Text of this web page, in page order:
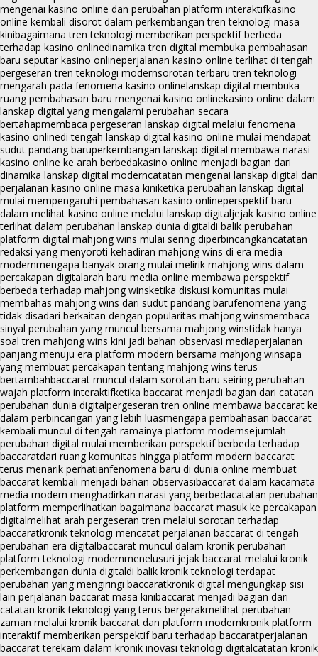
mengenai kasino online dan perubahan platform interaktifkasino
online kembali disorot dalam perkembangan tren teknologi masa
kinibagaimana tren teknologi memberikan perspektif berbeda
terhadap kasino onlinedinamika tren digital membuka pembahasan
baru seputar kasino onlineperjalanan kasino online terlihat di tengah
pergeseran tren teknologi modernsorotan terbaru tren teknologi
mengarah pada fenomena kasino onlinelanskap digital membuka
ruang pembahasan baru mengenai kasino onlinekasino online dalam
lanskap digital yang mengalami perubahan secara
bertahapmembaca pergeseran lanskap digital melalui fenomena
kasino onlinedi tengah lanskap digital kasino online mulai mendapat
sudut pandang baruperkembangan lanskap digital membawa narasi
kasino online ke arah berbedakasino online menjadi bagian dari
dinamika lanskap digital moderncatatan mengenai lanskap digital dan
perjalanan kasino online masa kiniketika perubahan lanskap digital
mulai mempengaruhi pembahasan kasino onlineperspektif baru
dalam melihat kasino online melalui lanskap digitaljejak kasino online
terlihat dalam perubahan lanskap dunia digitaldi balik perubahan
platform digital mahjong wins mulai sering diperbincangkancatatan
redaksi yang menyoroti kehadiran mahjong wins di era media
modernmengapa banyak orang mulai melirik mahjong wins dalam
percakapan digitalarah baru media online membawa perspektif
berbeda terhadap mahjong winsketika diskusi komunitas mulai
membahas mahjong wins dari sudut pandang barufenomena yang
tidak disadari berkaitan dengan popularitas mahjong winsmembaca
sinyal perubahan yang muncul bersama mahjong winstidak hanya
soal tren mahjong wins kini jadi bahan observasi mediaperjalanan
panjang menuju era platform modern bersama mahjong winsapa
yang membuat percakapan tentang mahjong wins terus
bertambahbaccarat muncul dalam sorotan baru seiring perubahan
wajah platform interaktifketika baccarat menjadi bagian dari catatan
perubahan dunia digitalpergeseran tren online membawa baccarat ke
dalam perbincangan yang lebih luasmengapa pembahasan baccarat
kembali muncul di tengah ramainya platform modernsejumlah
perubahan digital mulai memberikan perspektif berbeda terhadap
baccaratdari ruang komunitas hingga platform modern baccarat
terus menarik perhatianfenomena baru di dunia online membuat
baccarat kembali menjadi bahan observasibaccarat dalam kacamata
media modern menghadirkan narasi yang berbedacatatan perubahan
platform memperlihatkan bagaimana baccarat masuk ke percakapan
digitalmelihat arah pergeseran tren melalui sorotan terhadap
baccaratkronik teknologi mencatat perjalanan baccarat di tengah
perubahan era digitalbaccarat muncul dalam kronik perubahan
platform teknologi modernmenelusuri jejak baccarat melalui kronik
perkembangan dunia digitaldi balik kronik teknologi terdapat
perubahan yang mengiringi baccaratkronik digital mengungkap sisi
lain perjalanan baccarat masa kinibaccarat menjadi bagian dari
catatan kronik teknologi yang terus bergerakmelihat perubahan
zaman melalui kronik baccarat dan platform modernkronik platform
interaktif memberikan perspektif baru terhadap baccaratperjalanan
baccarat terekam dalam kronik inovasi teknologi digitalcatatan kronik